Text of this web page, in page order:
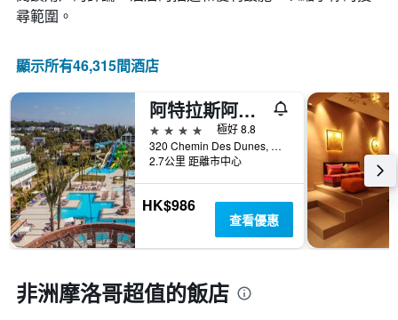
圖
有
條
Y
軸，
顯
示
房
間
的
平
均
格
化
情
此
圖
表
1
個
X
軸，
顯
示
距
離
訂
日
尋範圍。
顯示所有46,315間酒店
阿特拉斯阿馬迪爾海灘酒店 - 阿加迪爾
4星級
極好 8.8
320 Chemin Des Dunes, 阿加迪爾, 摩洛哥
2.7公里 距離市中心
HK$986
查看優惠
非洲摩洛哥超值的飯店